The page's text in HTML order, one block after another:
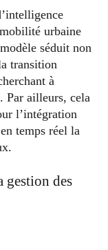
urbaine
séduit non
transition
à
Par ailleurs, cela
l’intégration
temps réel la
gestion des